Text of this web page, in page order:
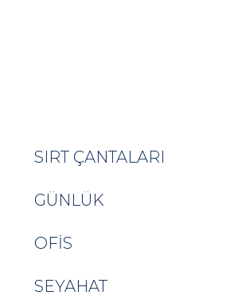
SIRT ÇANTALARI
GÜNLÜK
OFIS
SEYAHAT